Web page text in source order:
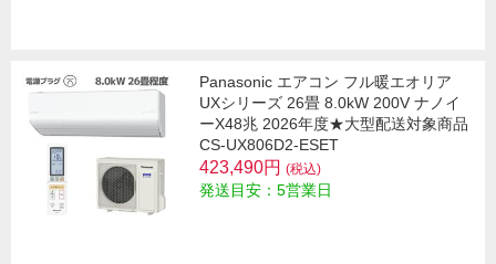
Panasonic エアコン フル暖エオリア
UXシリーズ 26畳 8.0kW 200V ナノイ
ーX48兆 2026年度★大型配送対象商品
CS-UX806D2-ESET
423,490円 (税込)
発送目安：5営業日